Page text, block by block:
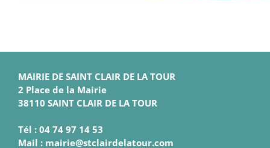
MAIRIE DE SAINT CLAIR DE LA TOUR
2 Place de la Mairie
38110 SAINT CLAIR DE LA TOUR
Tél : 04 74 97 14 53
Mail : mairie@stclairdelatour.com